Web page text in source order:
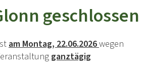
geschlossen
am Montag, 22.06.2026wegen
ganztägig